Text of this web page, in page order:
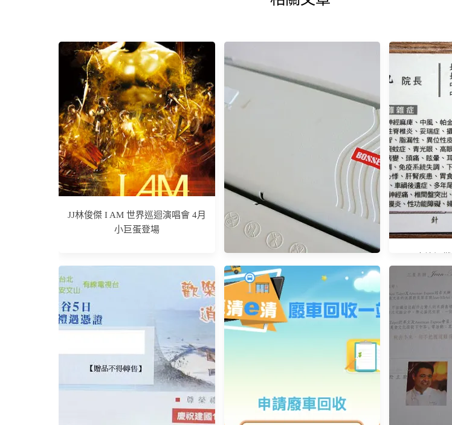
JJ林俊傑 I AM 世界巡迴演唱會 4月
小巨蛋登場
【敗家】震旦行細碎型碎紙機